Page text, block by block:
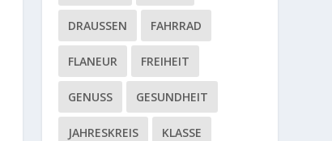
DRAUSSEN FAHRRAD
FLANEUR FREIHEIT
GENUSS GESUNDHEIT
JAHRESKREIS KLASSE